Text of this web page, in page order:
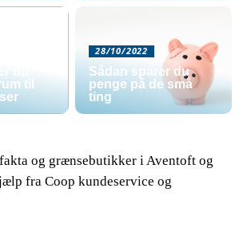
du
til
28/10/2022
Sådan sparer du
penge på de små
ting
og grænsebutikker i Aventoft og
fra Coop kundeservice og